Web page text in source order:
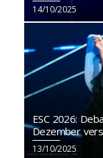
14/10/2025
ESC 2026:
Dezember
13/10/2025